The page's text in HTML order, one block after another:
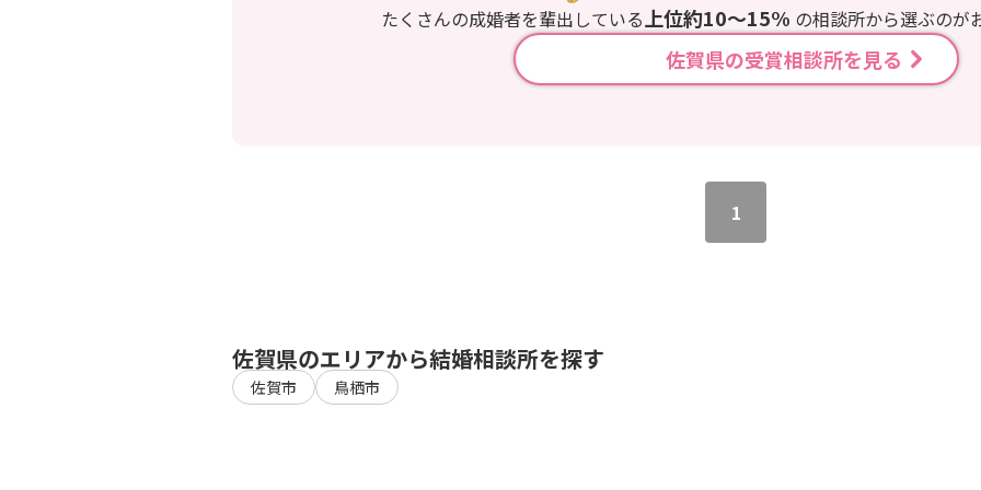
たくさんの成婚者を輩出している上位約10〜15% の相談所から選ぶのが
佐賀県の受賞相談所を見る
1
佐賀県のエリアから結婚相談所を探す
佐賀市 鳥栖市